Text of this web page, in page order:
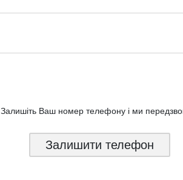
Залишіть Ваш номер телефону і ми
Залишити телефон